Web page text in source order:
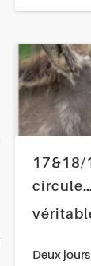
17&18/
Deux